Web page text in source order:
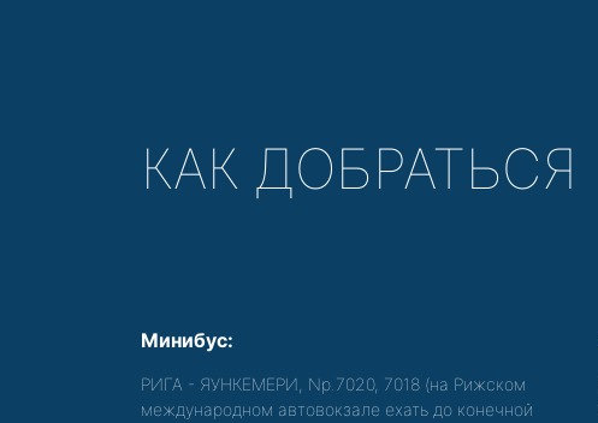
КАК ДОБРАТЬСЯ
Минибус:
РИГА - ЯУНКЕМЕРИ, Nр.7020, 7018 (на Рижском
международном автовокзале ехать до конечной